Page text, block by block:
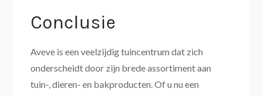
Conclusie
Aveve is een veelzijdig tuincentrum dat zich
onderscheidt door zijn brede assortiment aan
tuin-, dieren- en bakproducten. Of u nu een